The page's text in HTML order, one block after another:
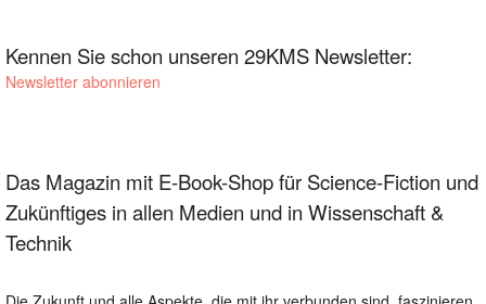
Kennen Sie schon unseren 29KMS Newsletter:
Newsletter abonnieren
Das Magazin mit E-Book-Shop für Science-Fiction und
Zukünftiges in allen Medien und in Wissenschaft &
Technik